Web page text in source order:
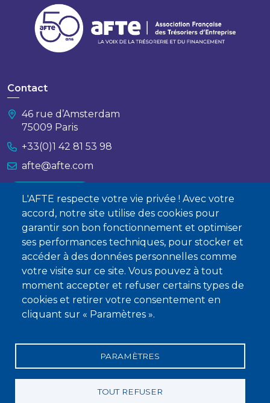
L'AFTE respecte votre vie privée ! Avec votre
accord, notre site utilise des cookies pour
garantir son bon fonctionnement et optimiser
ses performances techniques, pour stocker et
accéder à des données personnelles comme
votre visite sur ce site. Vous pouvez à tout
moment accepter et refuser certains types de
cookies et retirer votre consentement en
cliquant sur « Paramètres ».
PARAMÈTRES
TOUT REFUSER
Contact
46 rue d’Amsterdam
75009 Paris
+33(0)1 42 81 53 98
afte@afte.com
À propos
Qui sommes-nous ?
Devenir membre
Conditions générales de vente